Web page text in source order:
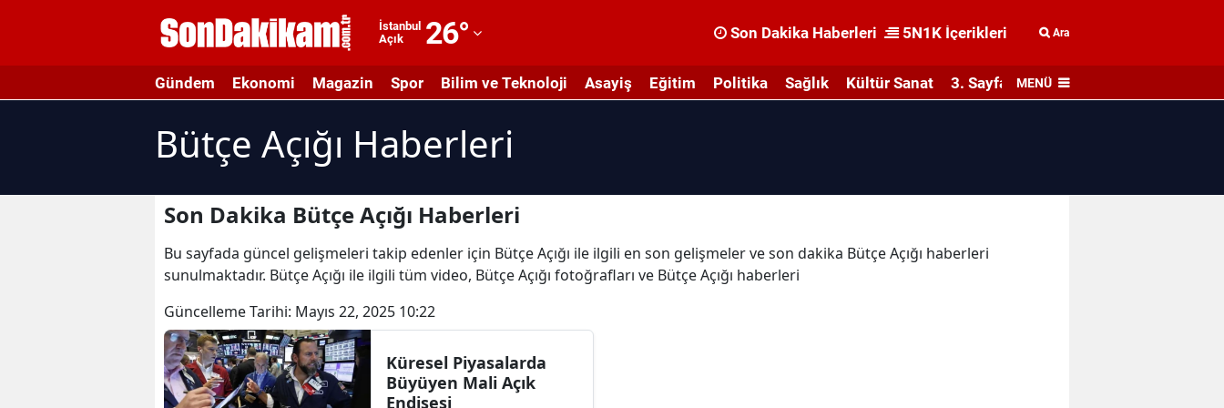
İstanbul
Açık
26°
Adıyaman
Afyonkarahisar
Amasya
Antalya
Artvin
Aydın
Balıkesir
Son Dakika Haberleri 5N1K İçerikleri Ara
Gündem Ekonomi Magazin Spor Bilim ve Teknoloji Asayiş Eğitim Politika Sağlık Kültür Sanat 3. Sayfa MENÜ
Bütçe Açığı Haberleri
Son Dakika Bütçe Açığı Haberleri
Bu sayfada güncel gelişmeleri takip edenler için Bütçe Açığı ile ilgili en son gelişmeler ve son dakika Bütçe Açığı haberleri
sunulmaktadır. Bütçe Açığı ile ilgili tüm video, Bütçe Açığı fotoğrafları ve Bütçe Açığı haberleri
Güncelleme Tarihi: Mayıs 22, 2025 10:22
Küresel Piyasalarda
Büyüyen Mali Açık
Endişesi